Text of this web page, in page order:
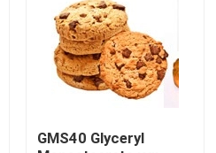
τροφίμων
τροφίμων
GMS40 Glyceryl